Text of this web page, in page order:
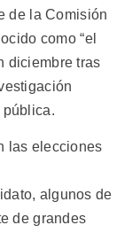
de la Comisión
como “el
diciembre tras
pública.
las elecciones
algunos de
de grandes